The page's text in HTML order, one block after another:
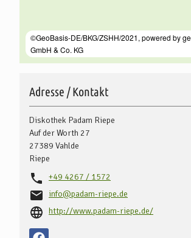
Adresse / Kontakt
Diskothek Padam Riepe
Auf der Worth 27
27389 Vahlde
Riepe
+49 4267 / 1572
info@padam-riepe.de
http://www.padam-riepe.de/